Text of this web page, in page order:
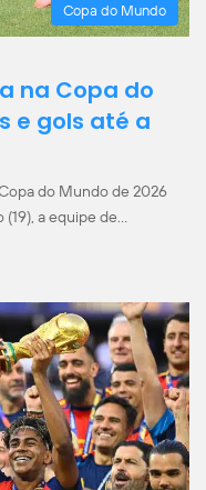
Copa do Mundo
na Copa do
e gols até a
do Mundo de 2026
a equipe de…